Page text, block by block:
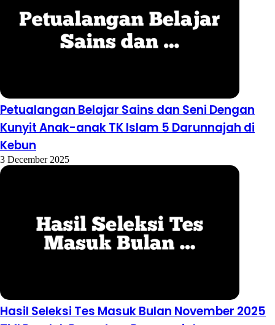
Petualangan Belajar Sains dan Seni Dengan
Kunyit Anak-anak TK Islam 5 Darunnajah di
Kebun
3 December 2025
Hasil Seleksi Tes Masuk Bulan November 2025